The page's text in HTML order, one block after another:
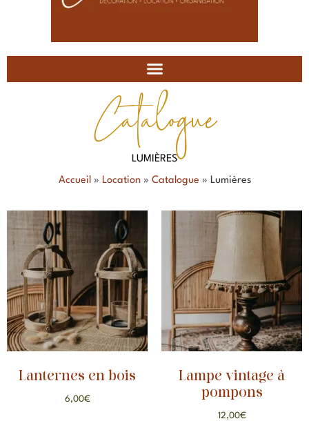
Catalogue
LUMIÈRES
Accueil» Location» Catalogue » Lumières
Lanternes en bois
6,00€
Lampe vintage à
pompons
12,00€